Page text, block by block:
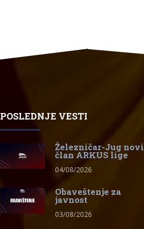
POSLEDNJE VESTI
Železničar-Jug novi
član ARKUS lige
04/08/2026
Obaveštenje za
javnost
03/08/2026